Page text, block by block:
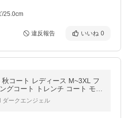
/25.0cm
違反報告 いいね 0
コート レディース M~3XL フ
グコート トレンチ コート モッ
トアウター カジュアル スプリ
ダークエンジェル